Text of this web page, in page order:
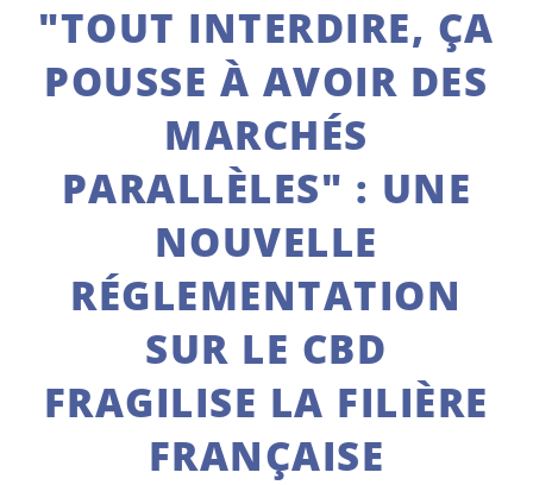
"TOUT INTERDIRE, ÇA
POUSSE À AVOIR DES
MARCHÉS
PARALLÈLES" : UNE
NOUVELLE
RÉGLEMENTATION
SUR LE CBD
FRAGILISE LA FILIÈRE
FRANÇAISE